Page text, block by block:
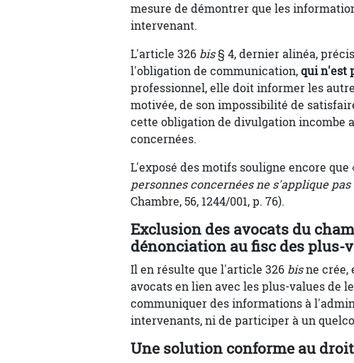
mesure de démontrer que les
intervenant.
L'article 326 bis§ 4, dernier alinéa,
l'obligation de communication,qui n'est
professionnel, elle doit informer les
motivée, de son impossibilité de
cette obligation de divulgation incombe
concernées.
L'exposé des motifs souligne encore que
personnes concernées ne s'applique
Chambre, 56, 1244/001, p. 76).
Exclusion des avocats du
dénonciation au fisc des plus-
Il en résulte que l'article 326 bisne crée,
avocats en lien avec les plus-values de
communiquer des informations à
intervenants, ni de participer à un
Une solution conforme au